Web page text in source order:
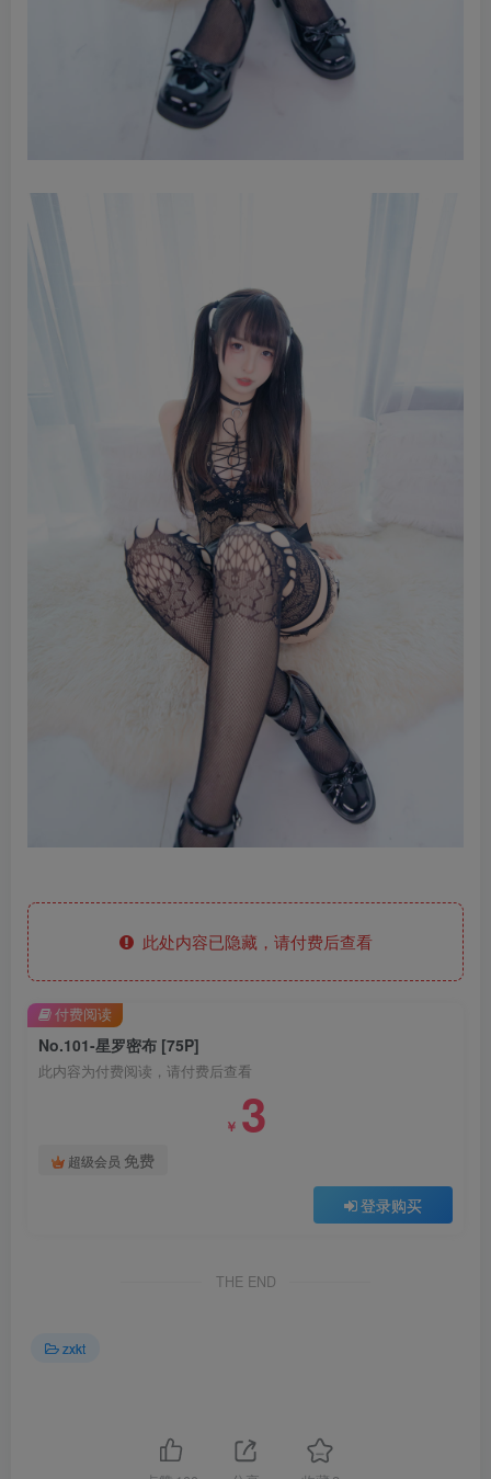
此处内容已隐藏，请付费后查看
No.101-星罗密布 [75P]
此内容为付费阅读，请付费后查看
￥ 3
超级会员 免费
登录购买
付费阅读
THE END
zxkt